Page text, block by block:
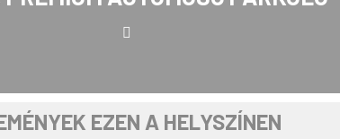
EZEN A HELYSZÍNEN